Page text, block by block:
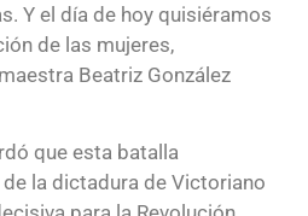
Y el día de hoy quisiéramos
de las mujeres,
Beatriz González
que esta batalla
la dictadura de Victoriano